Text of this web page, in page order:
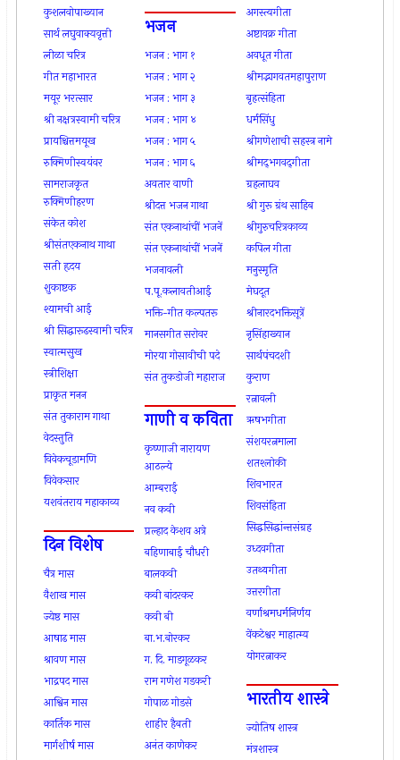
कुशलवोपाख्यान
सार्थ लघुवाक्यवृत्ती
लीळा चरित्र
गीत महाभारत
मयूर भरत्सार
श्री नक्षत्रस्वामी चरित्र
प्रायश्चित्तमयूख
रुक्मिणीस्वयंवर
सामराजकृत
रुक्मिणीहरण
संकेत कोश
श्रीसंतएकनाथ गाथा
सती हृदय
शुकाष्टक
श्यामची आई
श्री सिद्धारूढस्वामी चरित्र
स्वात्मसुख
स्त्रीशिक्षा
प्राकृत मनन
संत तुकाराम गाथा
वेदस्तुति
विवेकचूडामणि
विवेकसार
यशवंतराय महाकाव्य
दिन विशेष
चैत्र मास
वैशाख मास
ज्येष्ठ मास
आषाढ मास
श्रावण मास
भाद्रपद मास
आश्विन मास
कार्तिक मास
मार्गशीर्ष मास
भजन
भजन : भाग १
भजन : भाग २
भजन : भाग ३
भजन : भाग ४
भजन : भाग ५
भजन : भाग ६
अवतार वाणी
श्रीदत्त भजन गाथा
संत एकनाथांचीं भजनें
संत एकनाथांचीं भजनें
भजनावली
प.पू.कलावतीआई
भक्ति-गीत कल्पतरू
मानसगीत सरोवर
मोरया गोसावीची पदे
संत तुकडोजी महाराज
गाणी व कविता
कृष्‍णाजी नारायण
आठल्‍ये
आम्बराई
नव कवी
प्रल्हाद केशव अत्रे
बहिणाबाई चौधरी
बालकवी
कवी बांदरकर
कवी बी
बा.भ.बोरकर
ग. दि. माडगूळकर
राम गणेश गडकरी
गोपाळ गोडसे
शाहीर हैबती
अनंत काणेकर
अगस्त्यगीता
अष्टावक्र गीता
अवधूत गीता
श्रीमद्भागवतमहापुराण
बृहत्संहिता
धर्मसिंधु
श्रीगणेशाची सहस्त्र नामे
श्रीमद्‍भगवद्‍गीता
ग्रहलाघव
श्री गुरू ग्रंथ साहिब
श्रीगुरुचरित्रकाव्य
कपिल गीता
मनुस्मृति
मेघदूत
श्रीनारदभक्तिसूत्रें
नृसिंहाख्यान
सार्थपंचदशी
कुराण
रत्नावली
ऋषभगीता
संशयरत्नमाला
शतश्लोकी
शिवभारत
शिवसंहिता
सिद्धसिद्धांन्तसंग्रह
उध्दवगीता
उतथ्यगीता
उत्तरगीता
वर्णाश्रमधर्मनिर्णय
वेंकटेश्वर माहात्म्य
योगरत्नाकर
भारतीय शास्त्रे
ज्योतिष शास्त्र
मंत्रशास्त्र